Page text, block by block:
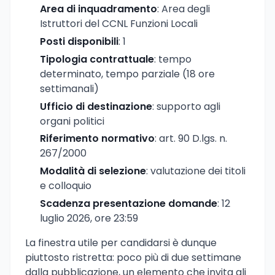
Area di inquadramento: Area degli
Istruttori del CCNL Funzioni Locali
Posti disponibili: 1
Tipologia contrattuale: tempo
determinato, tempo parziale (18 ore
settimanali)
Ufficio di destinazione: supporto agli
organi politici
Riferimento normativo: art. 90 D.lgs. n.
267/2000
Modalità di selezione: valutazione dei titoli
e colloquio
Scadenza presentazione domande: 12
luglio 2026, ore 23:59
La finestra utile per candidarsi è dunque
piuttosto ristretta: poco più di due settimane